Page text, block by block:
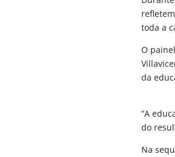
toda a
O
da
“A
do
Na